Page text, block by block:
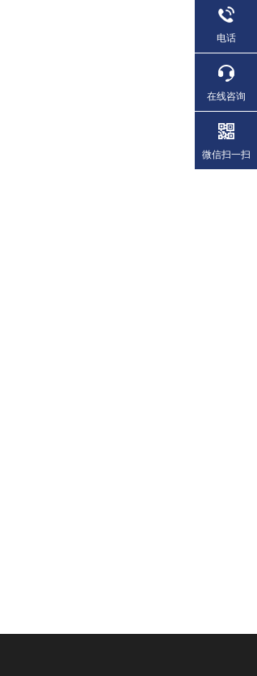
电话
在线咨询
微信扫一扫